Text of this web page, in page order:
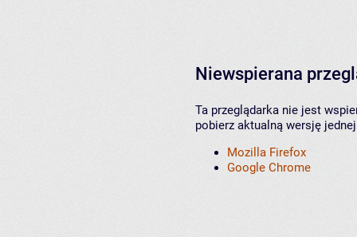
Niewspierana
Ta przeglądarka nie jest
pobierz aktualną wersję
Mozilla Firefox
Google Chrome